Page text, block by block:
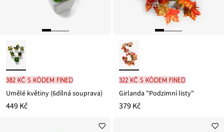
382 Kč s kódem FINED
Umělé květiny (6dílná souprava)
449 Kč
322 Kč s kódem FINED
Girlanda "Podzimní listy"
379 Kč